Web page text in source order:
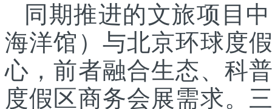
同期推进的文旅项目
海洋馆）与北京环球度
心，前者融合生态、科
度假区商务会展需求。